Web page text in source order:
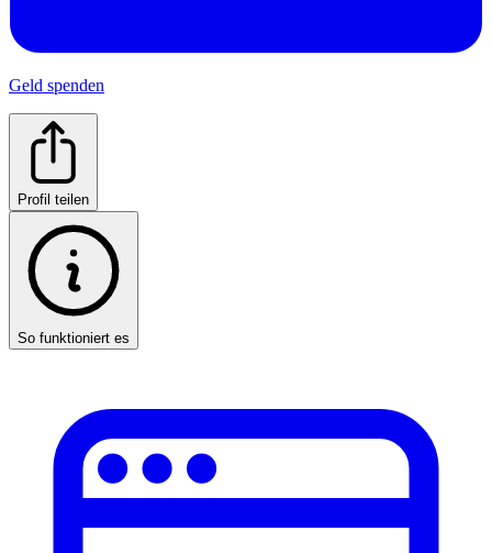
Geld spenden
Profil teilen
So funktioniert es